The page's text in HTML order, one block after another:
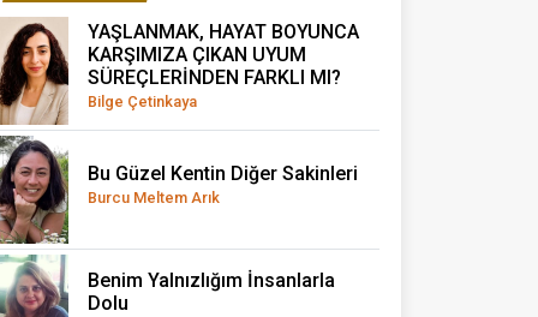
YAŞLANMAK, HAYAT BOYUNCA
KARŞIMIZA ÇIKAN UYUM
SÜREÇLERİNDEN FARKLI MI?
Bilge Çetinkaya
Bu Güzel Kentin Diğer Sakinleri
Burcu Meltem Arık
Benim Yalnızlığım İnsanlarla
Dolu